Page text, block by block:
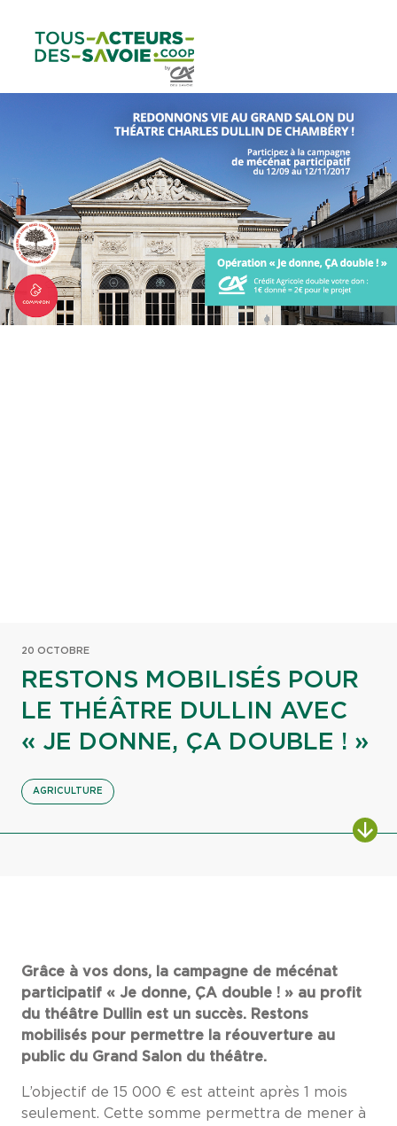
contenu
principal
20 OCTOBRE
RESTONS MOBILISÉS POUR
LE THÉÂTRE DULLIN AVEC
« JE DONNE, ÇA DOUBLE ! »
AGRICULTURE
Grâce à vos dons, la campagne de mécénat
participatif « Je donne, ÇA double ! » au profit
du théâtre Dullin est un succès. Restons
mobilisés pour permettre la réouverture au
public du Grand Salon du théâtre.
L’objectif de 15 000 € est atteint après 1 mois
seulement. Cette somme permettra de mener à